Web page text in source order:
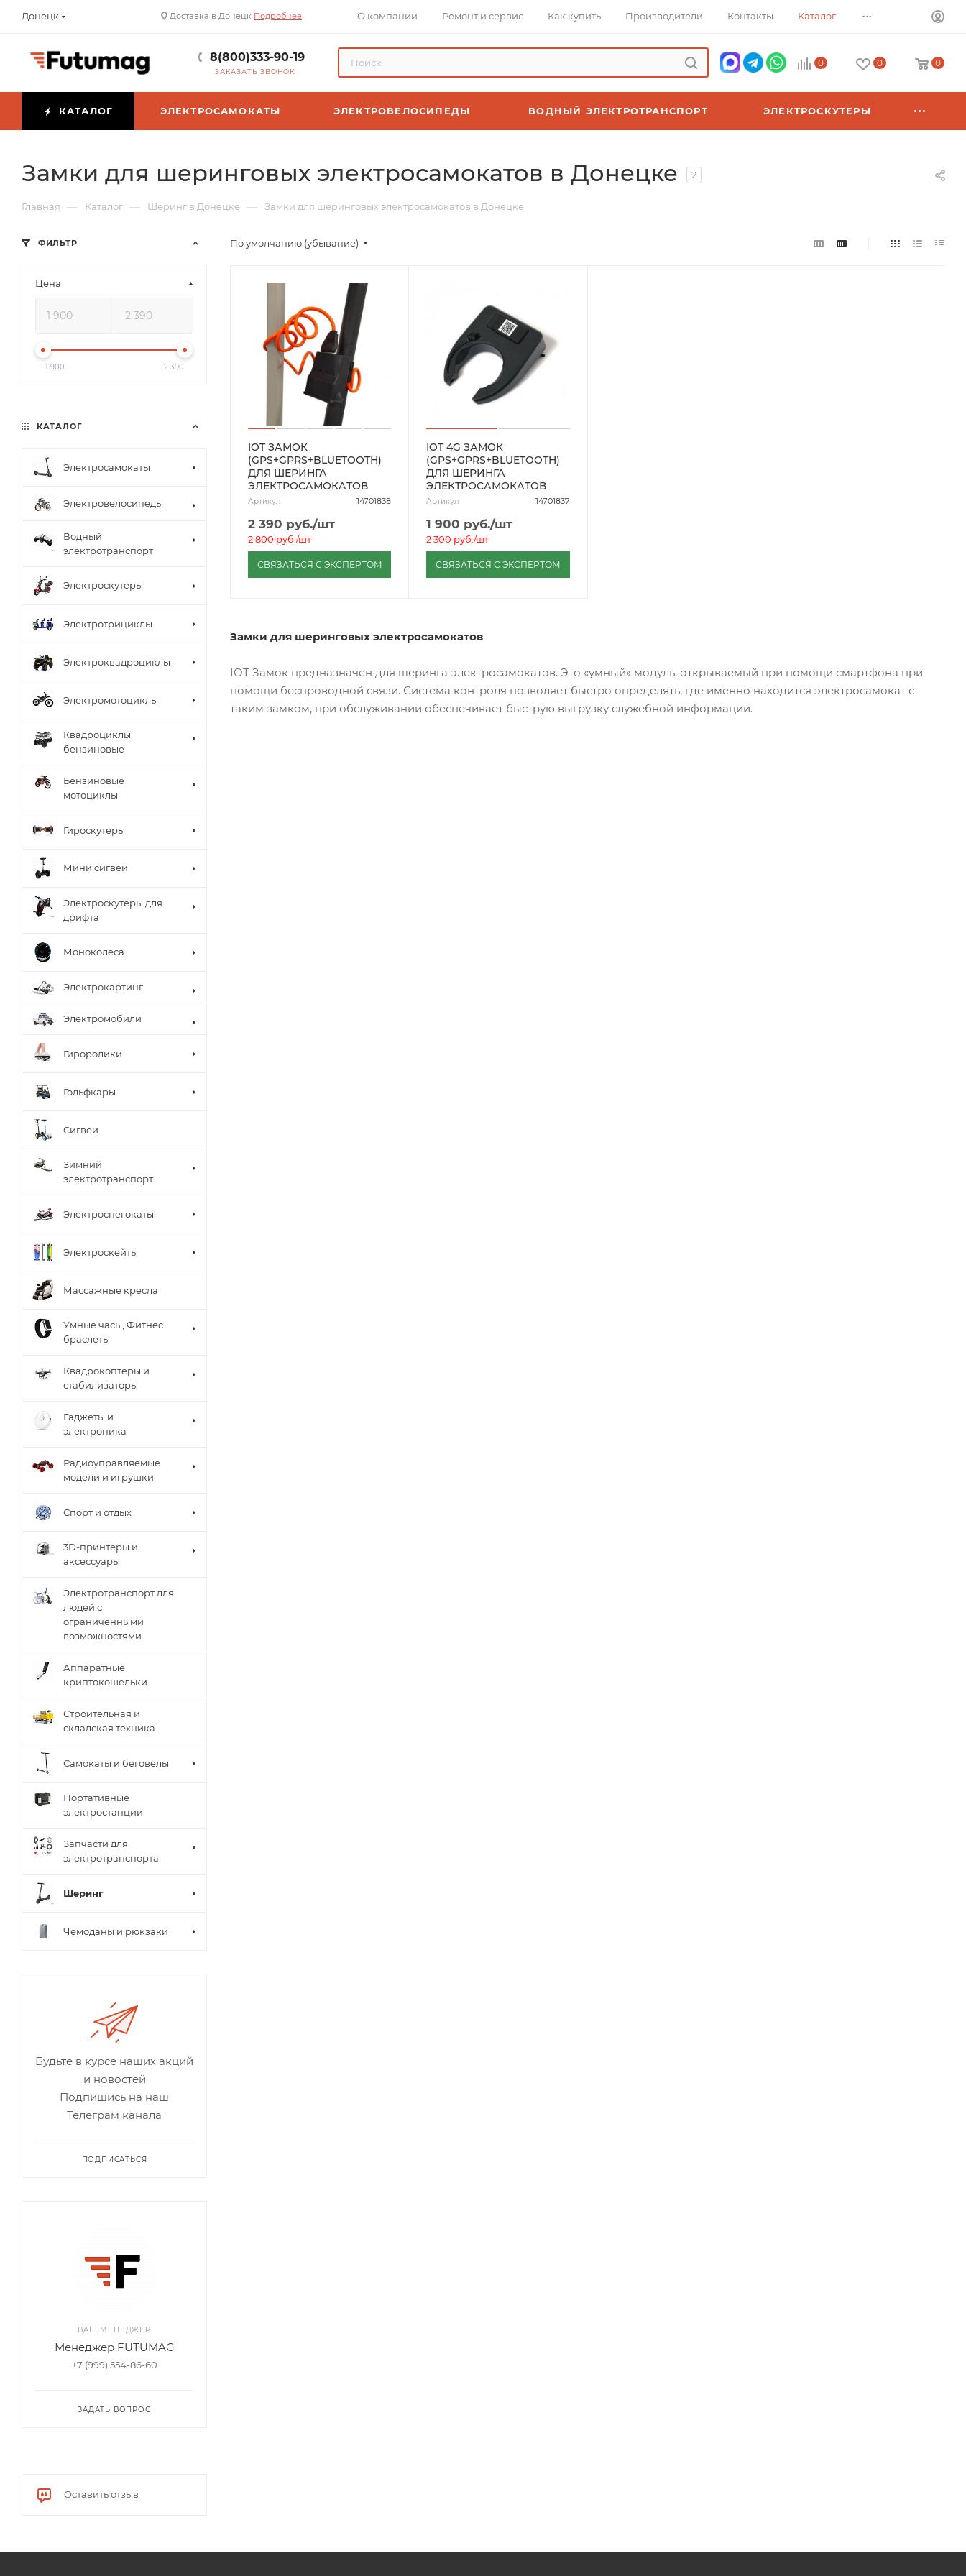
Донецк Доставка в Донецк Подробнее О компании Ремонт и сервис Как купить Производители Контакты Каталог ...
8(800)333-90-19
ЗАКАЗАТЬ ЗВОНОК
0 0 0
КАТАЛОГ ЭЛЕКТРОСАМОКАТЫ ЭЛЕКТРОВЕЛОСИПЕДЫ ВОДНЫЙ ЭЛЕКТРОТРАНСПОРТ ЭЛЕКТРОСКУТЕРЫ
Замки для шеринговых электросамокатов в Донецке 2
Главная — Каталог — Шеринг в Донецке — Замки для шеринговых электросамокатов в Донецке
По умолчанию (убывание)
IOT ЗАМОК
(GPS+GPRS+BLUETOOTH)
ДЛЯ ШЕРИНГА
ЭЛЕКТРОСАМОКАТОВ
Артикул 14701838
2 390 руб./шт
2 800руб./шт
СВЯЗАТЬСЯ С ЭКСПЕРТОМ
IOT 4G ЗАМОК
(GPS+GPRS+BLUETOOTH)
ДЛЯ ШЕРИНГА
ЭЛЕКТРОСАМОКАТОВ
Артикул 14701837
1 900 руб./шт
2 300руб./шт
СВЯЗАТЬСЯ С ЭКСПЕРТОМ
Замки для шеринговых электросамокатов
IOT Замок предназначен для шеринга электросамокатов. Это «умный» модуль, открываемый при помощи смартфона при
помощи беспроводной связи. Система контроля позволяет быстро определять, где именно находится электросамокат с
таким замком, при обслуживании обеспечивает быструю выгрузку служебной информации.
КАТАЛОГ
Электросамокаты
Электровелосипеды
Водный
электротранспорт
Электроскутеры
Электротрициклы
Электроквадроциклы
Электромотоциклы
Квадроциклы
бензиновые
Бензиновые
мотоциклы
Гироскутеры
Мини сигвеи
Электроскутеры для
дрифта
Моноколеса
Электрокартинг
Электромобили
Гироролики
Гольфкары
Сигвеи
Зимний
электротранспорт
Электроснегокаты
Электроскейты
Массажные кресла
Умные часы, Фитнес
браслеты
Квадрокоптеры и
стабилизаторы
Гаджеты и
электроника
Радиоуправляемые
модели и игрушки
Спорт и отдых
3D-принтеры и
аксессуары
Электротранспорт для
людей с
ограниченными
возможностями
Аппаратные
криптокошельки
Строительная и
складская техника
Самокаты и беговелы
Портативные
электростанции
Запчасти для
электротранспорта
Шеринг
Чемоданы и рюкзаки
ФИЛЬТР
Цена
1 900 2 390
Будьте в курсе наших акций
и новостей
Подпишись на наш
Телеграм канала
ПОДПИСАТЬСЯ
Оставить отзыв
ВАШ МЕНЕДЖЕР
Менеджер FUTUMAG
+7 (999) 554-86-60
ЗАДАТЬ ВОПРОС